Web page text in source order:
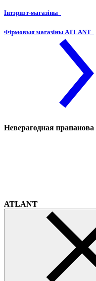
Інтэрнэт-магазіны
Фірмовыя магазіны ATLANT
Неверагодная прапанова
ATLANT